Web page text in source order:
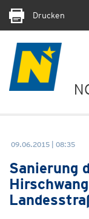
Drucken
09.06.2015 | 08:35
Sanierung